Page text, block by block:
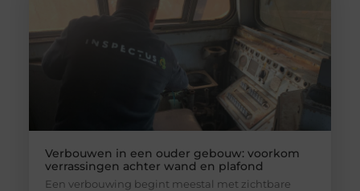
Verbouwen in een ouder gebouw: voorkom
verrassingen achter wand en plafond
Een verbouwing begint meestal met zichtbare